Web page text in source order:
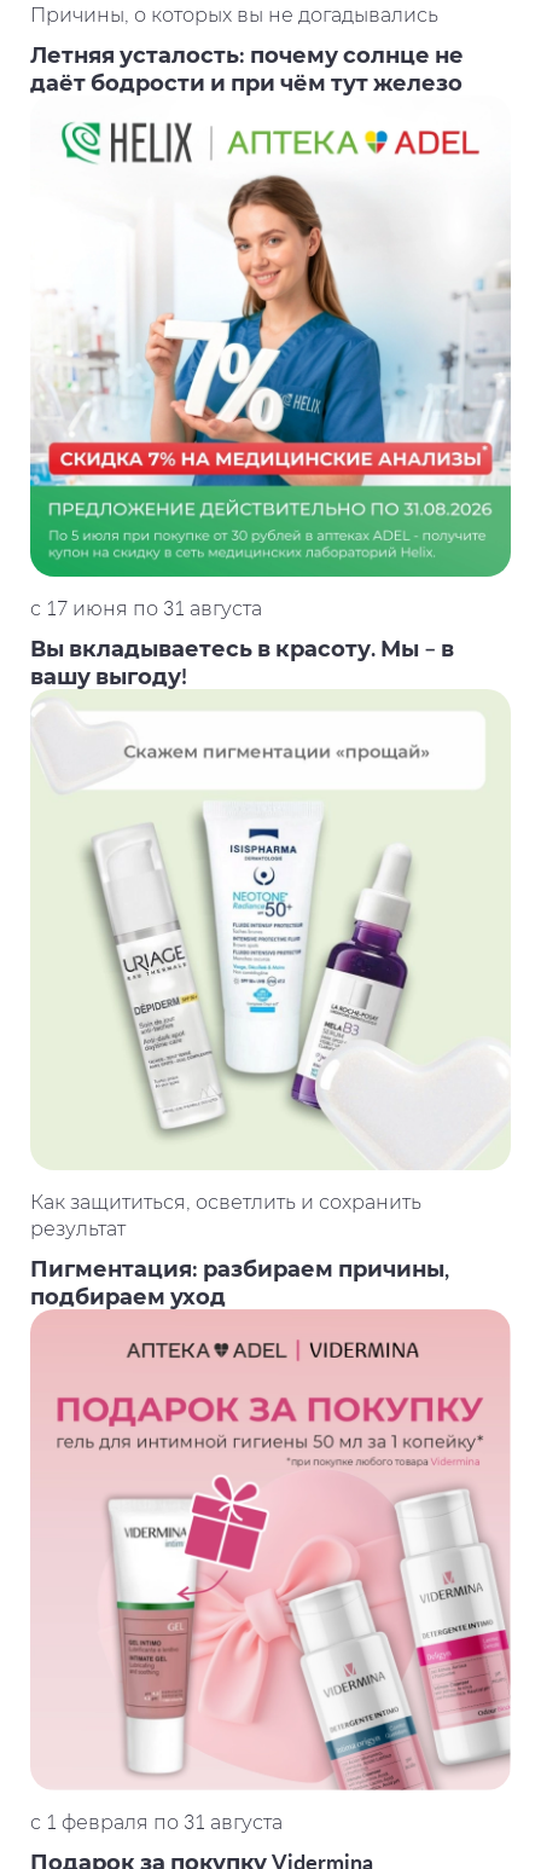
Причины, о которых вы не догадывались
Летняя усталость: почему солнце не
даёт бодрости и при чём тут железо
с 17 июня по 31 августа
Вы вкладываетесь в красоту. Мы – в
вашу выгоду!
Как защититься, осветлить и сохранить
результат
Пигментация: разбираем причины,
подбираем уход
с 1 февраля по 31 августа
Подарок за покупку Vidermina